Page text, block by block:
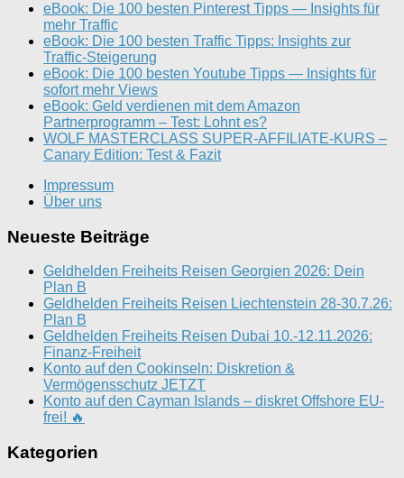
eBook: Die 100 besten Pinterest Tipps — Insights für
mehr Traffic
eBook: Die 100 besten Traffic Tipps: Insights zur
Traffic-Steigerung
eBook: Die 100 besten Youtube Tipps — Insights für
sofort mehr Views
eBook: Geld verdienen mit dem Amazon
Partnerprogramm – Test: Lohnt es?
WOLF MASTERCLASS SUPER-AFFILIATE-KURS –
Canary Edition: Test & Fazit
Impressum
Über uns
Neueste Beiträge
Geldhelden Freiheits Reisen Georgien 2026: Dein
Plan B
Geldhelden Freiheits Reisen Liechtenstein 28-30.7.26:
Plan B
Geldhelden Freiheits Reisen Dubai 10.-12.11.2026:
Finanz-Freiheit
Konto auf den Cookinseln: Diskretion &
Vermögensschutz JETZT
Konto auf den Cayman Islands – diskret Offshore EU-
frei! 🔥
Kategorien